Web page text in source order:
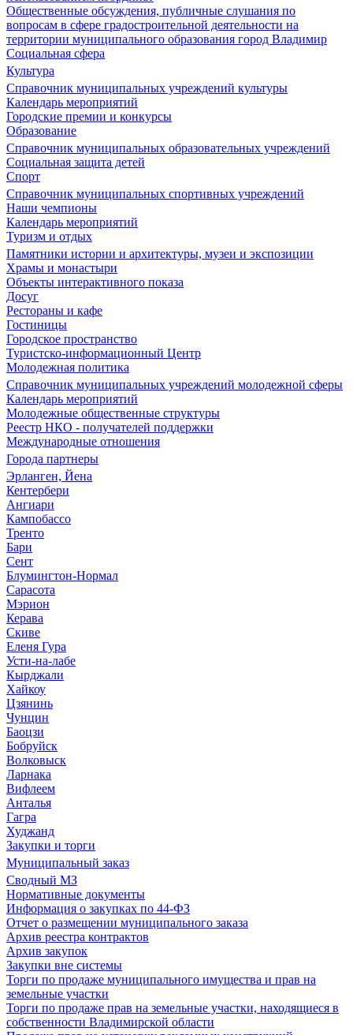
Общественные обсуждения, публичные слушания по
вопросам в сфере градостроительной деятельности на
территории муниципального образования город Владимир
Социальная сфера
Культура
Справочник муниципальных учреждений культуры
Календарь мероприятий
Городские премии и конкурсы
Образование
Справочник муниципальных образовательных учреждений
Социальная защита детей
Спорт
Справочник муниципальных спортивных учреждений
Наши чемпионы
Календарь мероприятий
Туризм и отдых
Памятники истории и архитектуры, музеи и экспозиции
Храмы и монастыри
Объекты интерактивного показа
Досуг
Рестораны и кафе
Гостиницы
Городское пространство
Туристско-информационный Центр
Молодежная политика
Справочник муниципальных учреждений молодежной сферы
Календарь мероприятий
Молодежные общественные структуры
Реестр НКО - получателей поддержки
Международные отношения
Города партнеры
Эрланген, Йена
Кентербери
Ангиари
Кампобассо
Тренто
Бари
Сент
Блумингтон-Нормал
Сарасота
Мэрион
Керава
Скиве
Еленя Гура
Усти-на-лабе
Кырджали
Хайкоу
Цзянинь
Чунцин
Баоцзи
Бобруйск
Волковыск
Ларнака
Вифлеем
Анталья
Гагра
Худжанд
Закупки и торги
Муниципальный заказ
Сводный МЗ
Нормативные документы
Информация о закупках по 44-ФЗ
Отчет о размещении муниципального заказа
Архив реестра контрактов
Архив закупок
Закупки вне системы
Торги по продаже муниципального имущества и прав на
земельные участки
Торги по продаже прав на земельные участки, находящиеся в
собственности Владимирской области